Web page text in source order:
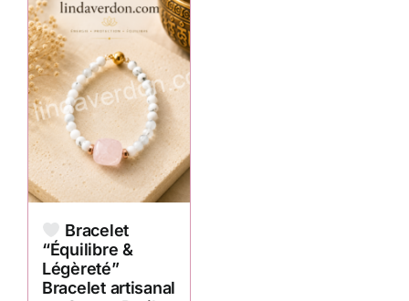
Bracelet
“Équilibre &
Légèreté”
Bracelet artisanal